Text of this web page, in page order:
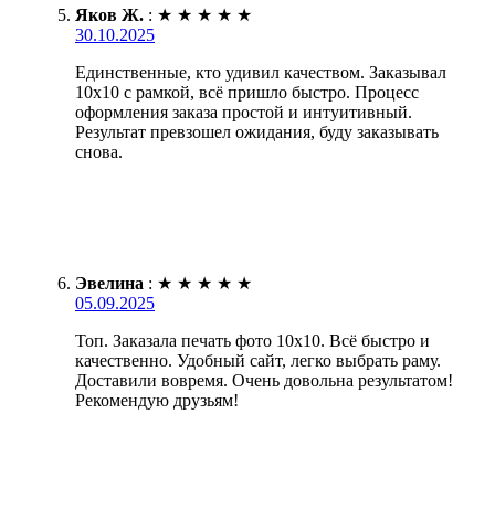
Яков Ж. : ★ ★ ★ ★ ★
30.10.2025
Единственные, кто удивил качеством. Заказывал
10х10 с рамкой, всё пришло быстро. Процесс
оформления заказа простой и интуитивный.
Результат превзошел ожидания, буду заказывать
снова.
Эвелина : ★ ★ ★ ★ ★
05.09.2025
Топ. Заказала печать фото 10х10. Всё быстро и
качественно. Удобный сайт, легко выбрать раму.
Доставили вовремя. Очень довольна результатом!
Рекомендую друзьям!